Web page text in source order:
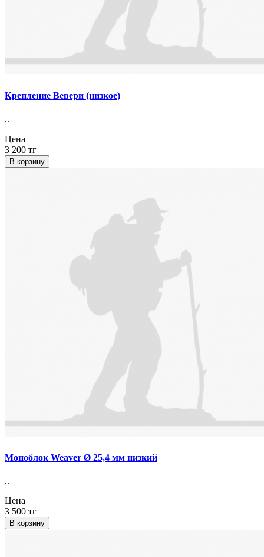
Крепление Вевери (низкое)
..
Цена
3 200 тг
В корзину
Моноблок Weaver Ø 25,4 мм низкий
..
Цена
3 500 тг
В корзину